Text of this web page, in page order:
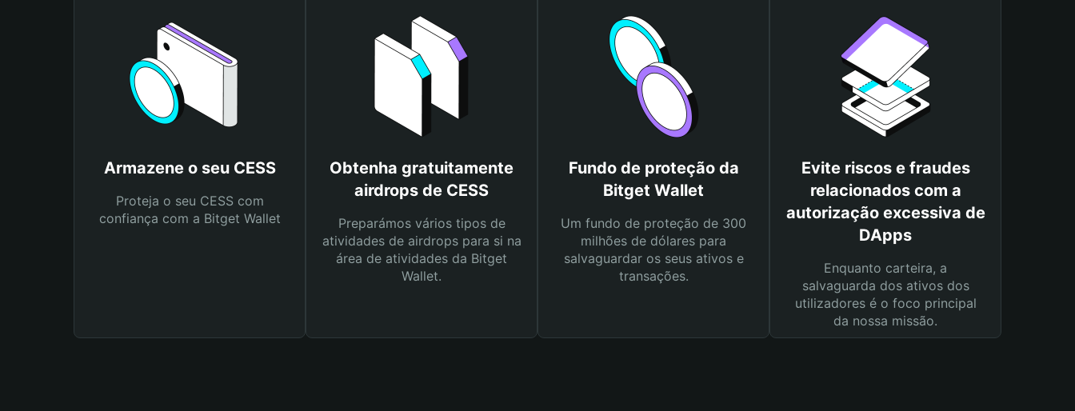
Armazene o seu CESS
Proteja o seu CESS com
confiança com a Bitget Wallet
Obtenha gratuitamente
airdrops de CESS
Preparámos vários tipos de
atividades de airdrops para si na
área de atividades da Bitget
Wallet.
Fundo de proteção da
Bitget Wallet
Um fundo de proteção de 300
milhões de dólares para
salvaguardar os seus ativos e
transações.
Evite riscos e fraudes
relacionados com a
autorização excessiva de
DApps
Enquanto carteira, a
salvaguarda dos ativos dos
utilizadores é o foco principal
da nossa missão.